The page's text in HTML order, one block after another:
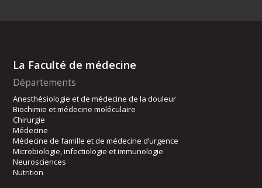
La Faculté de médecine
Départements
Anesthésiologie et de médecine de la douleur
Biochimie et médecine moléculaire
Chirurgie
Médecine
Médecine de famille et de médecine d’urgence
Microbiologie, infectiologie et immunologie
Neurosciences
Nutrition